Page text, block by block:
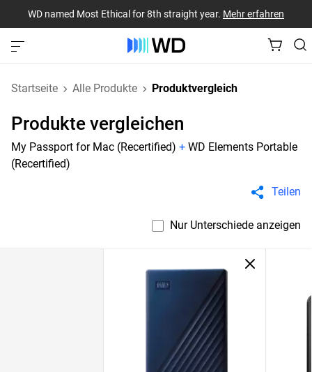
WD named Most Ethical for 8th straight year. Mehr erfahren
Startseite Alle Produkte Produktvergleich
Produkte vergleichen
My Passport for Mac (Recertified) + WD Elements Portable
(Recertified)
Teilen
Nur Unterschiede anzeigen